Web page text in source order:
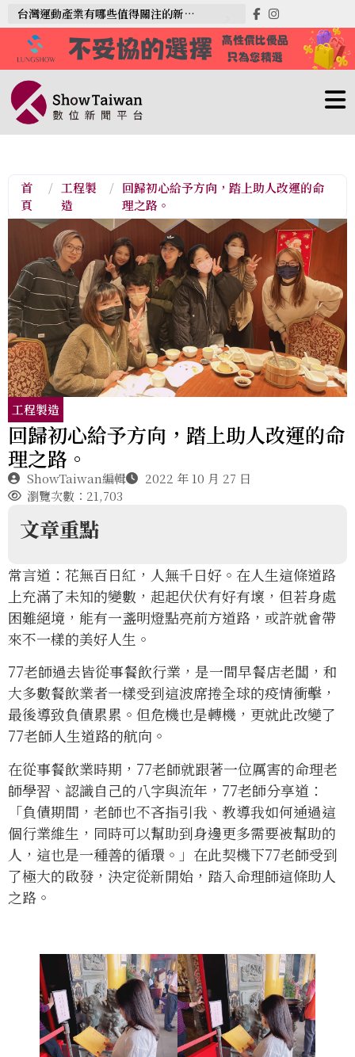
台灣運動產業有哪些值得關注的新趨勢？
首
頁
/ 工程製
造
/ 回歸初心給予方向，踏上助人改運的命
理之路。
工程製造
回歸初心給予方向，踏上助人改運的命
理之路。
ShowTaiwan編輯
2022 年 10 月 27 日
瀏覽次數：21,703
文章重點
常言道：花無百日紅，人無千日好。在人生這條道路
上充滿了未知的變數，起起伏伏有好有壞，但若身處
困難絕境，能有一盞明燈點亮前方道路，或許就會帶
來不一樣的美好人生。
77老師過去皆從事餐飲行業，是一間早餐店老闆，和
大多數餐飲業者一樣受到這波席捲全球的疫情衝擊，
最後導致負債累累。但危機也是轉機，更就此改變了
77老師人生道路的航向。
在從事餐飲業時期，77老師就跟著一位厲害的命理老
師學習、認識自己的八字與流年，77老師分享道：
「負債期間，老師也不吝指引我、教導我如何通過這
個行業維生，同時可以幫助到身邊更多需要被幫助的
人，這也是一種善的循環。」在此契機下77老師受到
了極大的啟發，決定從新開始，踏入命理師這條助人
之路。